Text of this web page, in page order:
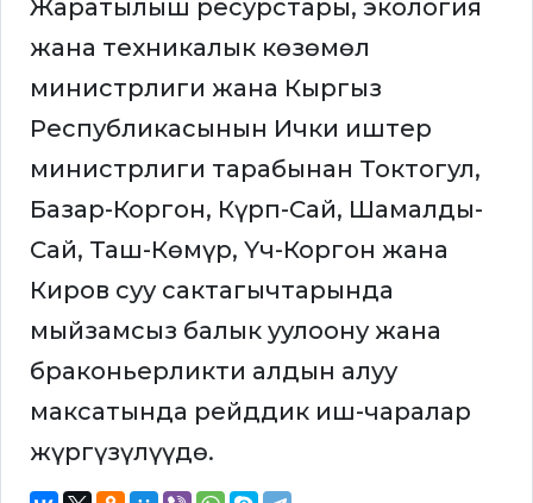
Жаратылыш ресурстары, экология
жана техникалык көзөмөл
министрлиги жана Кыргыз
Республикасынын Ички иштер
министрлиги тарабынан Токтогул,
Базар-Коргон, Күрп-Сай, Шамалды-
Сай, Таш-Көмүр, Үч-Коргон жана
Киров суу сактагычтарында
мыйзамсыз балык уулоону жана
браконьерликти алдын алуу
максатында рейддик иш-чаралар
жүргүзүлүүдө.